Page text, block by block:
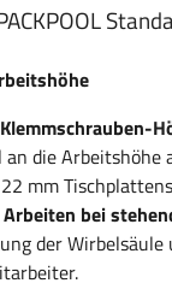
die Arbeitshöhe
mm
bei
der